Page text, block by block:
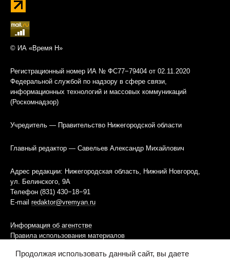
© ИА «Время Н»
Регистрационный номер ИА № ФС77−79404 от 02.11.2020
Федеральной службой по надзору в сфере связи,
информационных технологий и массовых коммуникаций
(Роскомнадзор)
Учредитель — Правительство Нижегородской области
Главный редактор — Савельев Александр Михайлович
Адрес редакции: Нижегородская область, Нижний Новгород,
ул. Белинского, 9А
Телефон (831) 430−18−91
E-mail redaktor@vremyan.ru
Информация об агентстве
Правила использования материалов
Информационная политика использования «cookies»-файлов
Продолжая использовать данный сайт, вы даете